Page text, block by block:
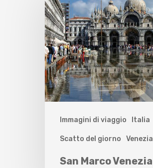
Immagini di viaggio Italia
Scatto del giorno Venezia
San Marco Venezia